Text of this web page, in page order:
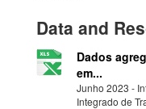
Data and
Dados
em...
Junho 2023 -
Integrado de